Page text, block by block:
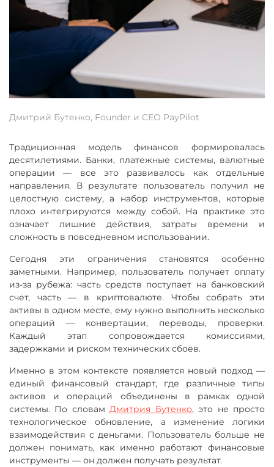
Дмитрий Бутенко, Founder и CEO PayPilot
Традиционная модель финансов формировалась
десятилетиями. Банки, платежные системы, валютные
операции — все это развивалось как отдельные
направления. В результате пользователь получил не
целостную систему, а набор инструментов, которые
плохо интегрируются между собой. На практике это
означает лишние действия, затраты времени и
сложность в повседневном использовании.
Сегодня эти ограничения становятся особенно
заметными. Например, пользователь получает оплату
из-за рубежа: часть средств поступает на банковский
счет, часть — в криптовалюте. Чтобы собрать эти
активы в одном месте, ему нужно выполнить несколько
операций — конвертации, переводы, проверки.
Каждый этап сопровождается комиссиями,
задержками и риском технических сбоев.
Именно в этом контексте появляется новый подход —
единый финансовый стандарт, где различные типы
активов и операций объединены в рамках одной
системы. По словам Дмитрия Бутенко, это не просто
технологическое обновление, а изменение логики
взаимодействия с деньгами. Пользователь больше не
должен понимать, как именно работают финансовые
инструменты — он должен получать результат.